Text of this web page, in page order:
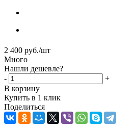
2 400 руб./шт
Много
Нашли дешевле?
-
+
В корзину
Купить в 1 клик
Поделиться